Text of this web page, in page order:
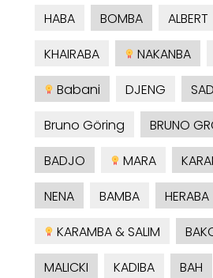
HABA
BOMBA ALBERT
KHAIRABA
NAKANBA
Babani
DJENG
Bruno Göring
BRUNO
BADJO
MARA
NENA
BAMBA
HERABA
KARAMBA & SALIM
MALICKI
KADIBA BAH